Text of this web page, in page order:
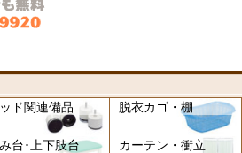
ド関連備品 脱衣カゴ・棚
台･上下肢台 カーテン・衝立